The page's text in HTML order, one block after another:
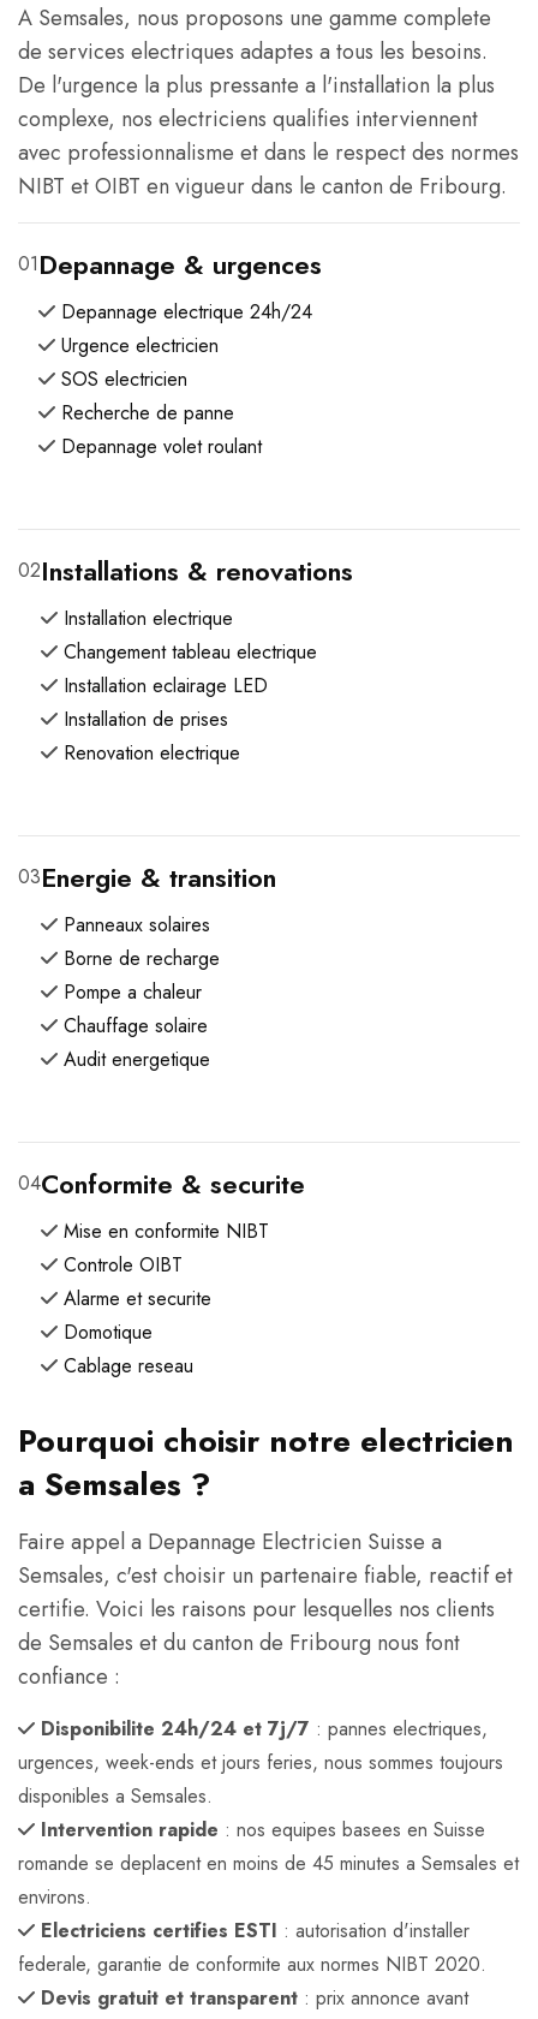
A Semsales, nous proposons une gamme complete
de services electriques adaptes a tous les besoins.
De l'urgence la plus pressante a l'installation la plus
complexe, nos electriciens qualifies interviennent
avec professionnalisme et dans le respect des normes
NIBT et OIBT en vigueur dans le canton de Fribourg.
01Depannage & urgences
Depannage electrique 24h/24
Urgence electricien
SOS electricien
Recherche de panne
Depannage volet roulant
02Installations & renovations
Installation electrique
Changement tableau electrique
Installation eclairage LED
Installation de prises
Renovation electrique
03Energie & transition
Panneaux solaires
Borne de recharge
Pompe a chaleur
Chauffage solaire
Audit energetique
04Conformite & securite
Mise en conformite NIBT
Controle OIBT
Alarme et securite
Domotique
Cablage reseau
Pourquoi choisir notre electricien
a Semsales ?
Faire appel a Depannage Electricien Suisse a
Semsales, c'est choisir un partenaire fiable, reactif et
certifie. Voici les raisons pour lesquelles nos clients
de Semsales et du canton de Fribourg nous font
confiance :
Disponibilite 24h/24 et 7j/7 : pannes electriques,
urgences, week-ends et jours feries, nous sommes toujours
disponibles a Semsales.
Intervention rapide : nos equipes basees en Suisse
romande se deplacent en moins de 45 minutes a Semsales et
environs.
Electriciens certifies ESTI : autorisation d'installer
federale, garantie de conformite aux normes NIBT 2020.
Devis gratuit et transparent : prix annonce avant